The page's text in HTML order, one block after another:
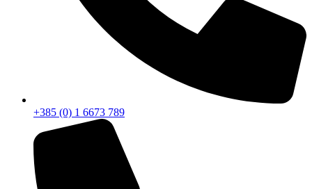
+385 (0) 1 6673 789